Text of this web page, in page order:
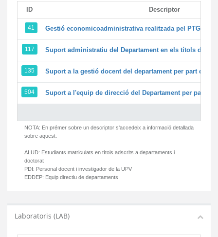
ID Descriptor
41 Gestió economicoadministrativa realitzada pel PTGAS
117 Suport administratiu del Departament en els títols de
135 Suport a la gestió docent del departament per part del
504 Suport a l'equip de direcció del Departament per part del
NOTA: En prémer sobre un descriptor s'accedeix a informació detallada
sobre aquest.
ALUD: Estudiants matriculats en títols adscrits a departaments i
doctorat
PDI: Personal docent i investigador de la UPV
EDDEP: Equip directiu de departaments
Laboratoris (LAB)